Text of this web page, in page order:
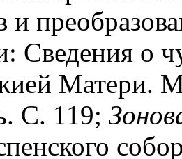
и
Сведения о
Матери.
С. 119;